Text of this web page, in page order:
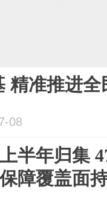
精准推进全
08
上半年归集
保障覆盖面